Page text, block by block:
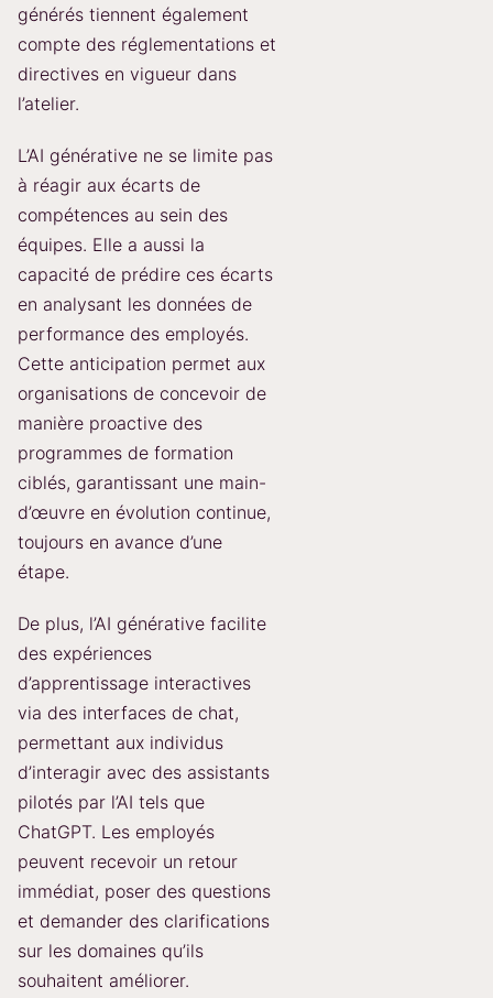
générés tiennent également
compte des réglementations et
directives en vigueur dans
l’atelier.
L’AI générative ne se limite pas
à réagir aux écarts de
compétences au sein des
équipes. Elle a aussi la
capacité de prédire ces écarts
en analysant les données de
performance des employés.
Cette anticipation permet aux
organisations de concevoir de
manière proactive des
programmes de formation
ciblés, garantissant une main-
d’œuvre en évolution continue,
toujours en avance d’une
étape.
De plus, l’AI générative facilite
des expériences
d’apprentissage interactives
via des interfaces de chat,
permettant aux individus
d’interagir avec des assistants
pilotés par l’AI tels que
ChatGPT. Les employés
peuvent recevoir un retour
immédiat, poser des questions
et demander des clarifications
sur les domaines qu’ils
souhaitent améliorer.